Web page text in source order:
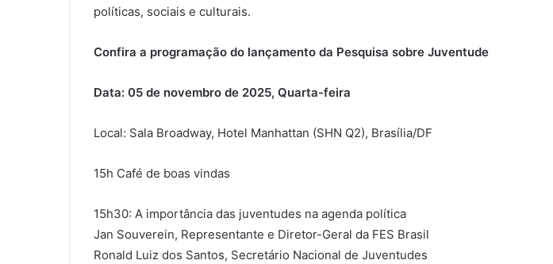
políticas, sociais e culturais.
Confira a programação do lançamento da Pesquisa sobre Juventude
Data: 05 de novembro de 2025, Quarta-feira
Local: Sala Broadway, Hotel Manhattan (SHN Q2), Brasília/DF
15h Café de boas vindas
15h30: A importância das juventudes na agenda política
Jan Souverein, Representante e Diretor-Geral da FES Brasil
Ronald Luiz dos Santos, Secretário Nacional de Juventudes